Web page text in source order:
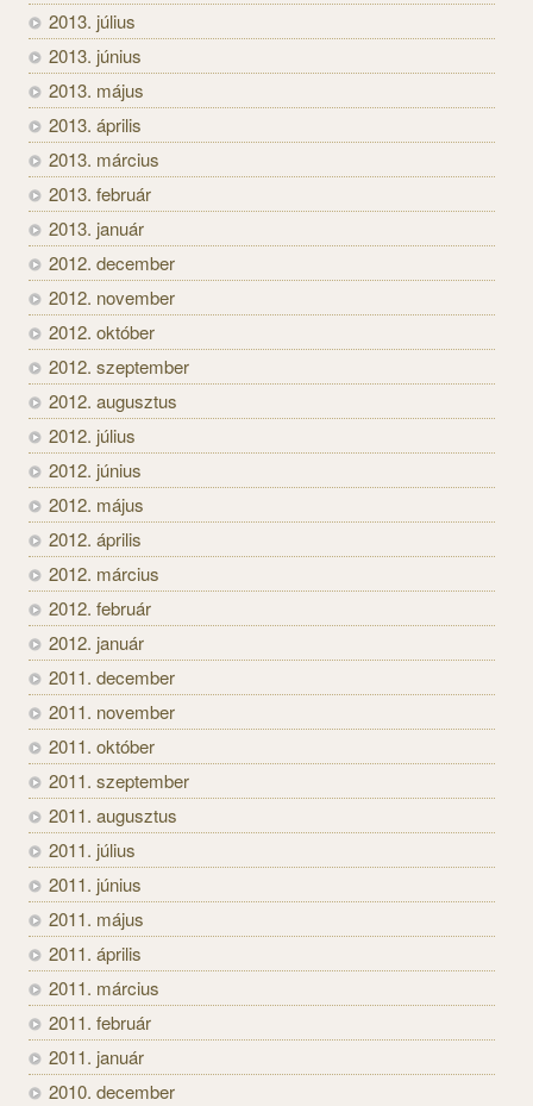
2013. július
2013. június
2013. május
2013. április
2013. március
2013. február
2013. január
2012. december
2012. november
2012. október
2012. szeptember
2012. augusztus
2012. július
2012. június
2012. május
2012. április
2012. március
2012. február
2012. január
2011. december
2011. november
2011. október
2011. szeptember
2011. augusztus
2011. július
2011. június
2011. május
2011. április
2011. március
2011. február
2011. január
2010. december